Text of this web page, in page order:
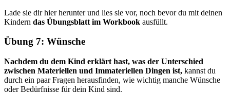
Lade sie dir hier herunter und lies sie vor, noch bevor du mit deinen
Kindern das Übungsblatt im Workbook ausfüllt.
Übung 7: Wünsche
Nachdem du dem Kind erklärt hast, was der Unterschied
zwischen Materiellen und Immateriellen Dingen ist, kannst du
durch ein paar Fragen herausfinden, wie wichtig manche Wünsche
oder Bedürfnisse für dein Kind sind.